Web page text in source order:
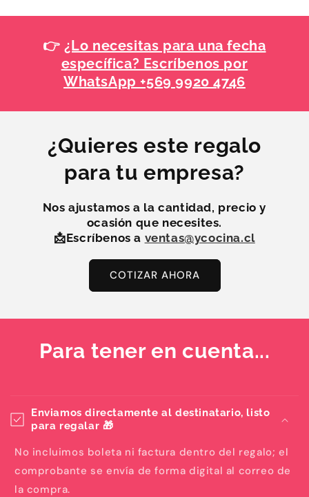
👉 ¿Lo necesitas para una fecha
específica? Escríbenos por
WhatsApp +569 9920 4746
¿Quieres este regalo
para tu empresa?
Nos ajustamos a lacantidad, precio y
ocasión que necesites.
📩Escríbenos a ventas@ycocina.cl
COTIZAR AHORA
Para tener en cuenta...
Enviamos directamente al destinatario, listo
para regalar 🎁
No incluimos boleta ni factura dentro del regalo; el
comprobante se envía de forma digital al correo de
la compra.